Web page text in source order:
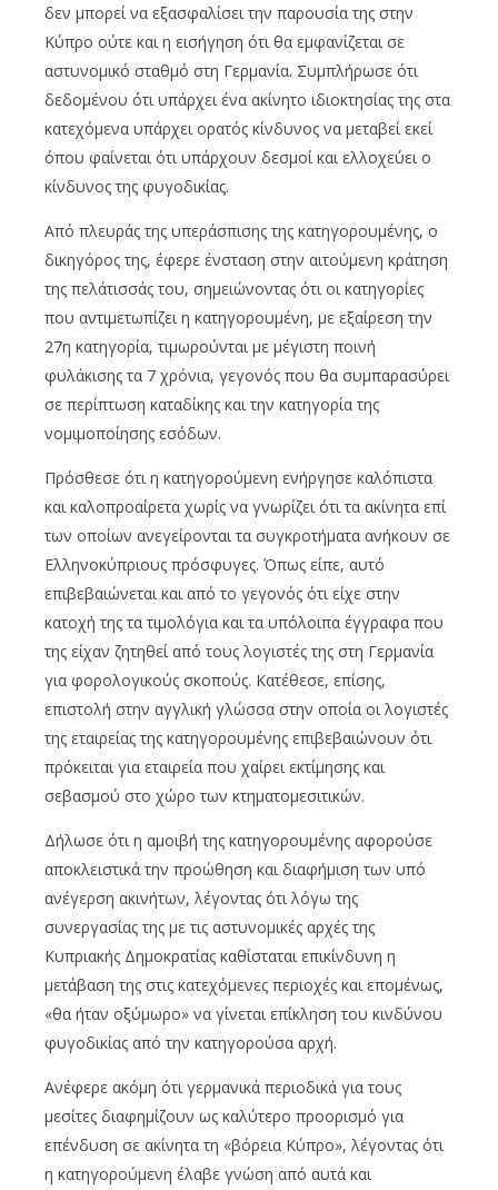
δεν μπορεί να εξασφαλίσει την παρουσία της στην
Κύπρο ούτε και η εισήγηση ότι θα εμφανίζεται σε
αστυνομικό σταθμό στη Γερμανία. Συμπλήρωσε ότι
δεδομένου ότι υπάρχει ένα ακίνητο ιδιοκτησίας της στα
κατεχόμενα υπάρχει ορατός κίνδυνος να μεταβεί εκεί
όπου φαίνεται ότι υπάρχουν δεσμοί και ελλοχεύει ο
κίνδυνος της φυγοδικίας.
Από πλευράς της υπεράσπισης της κατηγορουμένης, ο
δικηγόρος της, έφερε ένσταση στην αιτούμενη κράτηση
της πελάτισσάς του, σημειώνοντας ότι οι κατηγορίες
που αντιμετωπίζει η κατηγορουμένη, με εξαίρεση την
27η κατηγορία, τιμωρούνται με μέγιστη ποινή
φυλάκισης τα 7 χρόνια, γεγονός που θα συμπαρασύρει
σε περίπτωση καταδίκης και την κατηγορία της
νομιμοποίησης εσόδων.
Πρόσθεσε ότι η κατηγορούμενη ενήργησε καλόπιστα
και καλοπροαίρετα χωρίς να γνωρίζει ότι τα ακίνητα επί
των οποίων ανεγείρονται τα συγκροτήματα ανήκουν σε
Ελληνοκύπριους πρόσφυγες. Όπως είπε, αυτό
επιβεβαιώνεται και από το γεγονός ότι είχε στην
κατοχή της τα τιμολόγια και τα υπόλοιπα έγγραφα που
της είχαν ζητηθεί από τους λογιστές της στη Γερμανία
για φορολογικούς σκοπούς. Κατέθεσε, επίσης,
επιστολή στην αγγλική γλώσσα στην οποία οι λογιστές
της εταιρείας της κατηγορουμένης επιβεβαιώνουν ότι
πρόκειται για εταιρεία που χαίρει εκτίμησης και
σεβασμού στο χώρο των κτηματομεσιτικών.
Δήλωσε ότι η αμοιβή της κατηγορουμένης αφορούσε
αποκλειστικά την προώθηση και διαφήμιση των υπό
ανέγερση ακινήτων, λέγοντας ότι λόγω της
συνεργασίας της με τις αστυνομικές αρχές της
Κυπριακής Δημοκρατίας καθίσταται επικίνδυνη η
μετάβαση της στις κατεχόμενες περιοχές και επομένως,
«θα ήταν οξύμωρο» να γίνεται επίκληση του κινδύνου
φυγοδικίας από την κατηγορούσα αρχή.
Ανέφερε ακόμη ότι γερμανικά περιοδικά για τους
μεσίτες διαφημίζουν ως καλύτερο προορισμό για
επένδυση σε ακίνητα τη «βόρεια Κύπρο», λέγοντας ότι
η κατηγορούμενη έλαβε γνώση από αυτά και